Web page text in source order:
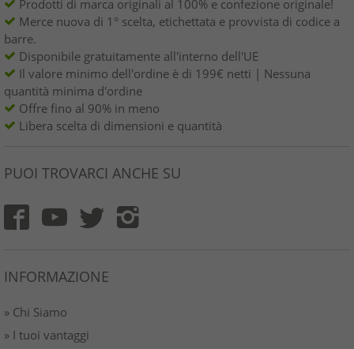
Prodotti di marca originali al 100% e confezione originale!
Merce nuova di 1° scelta, etichettata e provvista di codice a
barre.
Disponibile gratuitamente all'interno dell'UE
Il valore minimo dell'ordine è di 199€ netti | Nessuna
quantità minima d'ordine
Offre fino al 90% in meno
Libera scelta di dimensioni e quantità
PUOI TROVARCI ANCHE SU
INFORMAZIONE
» Chi Siamo
» I tuoi vantaggi